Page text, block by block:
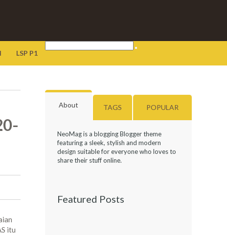
LSP P1
itu
About TAGS POPULAR
NeoMag is a blogging Blogger theme
featuring a sleek, stylish and modern
design suitable for everyone who loves to
share their stuff online.
Featured Posts